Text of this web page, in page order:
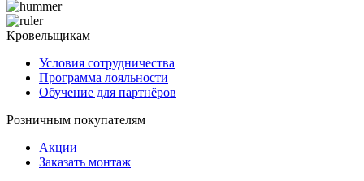
Кровельщикам
Условия сотрудничества
Программа лояльности
Обучение для партнёров
Розничным покупателям
Акции
Заказать монтаж